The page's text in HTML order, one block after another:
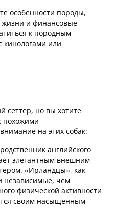
особенности породы,
жизни и финансовые
к породным
кинологами или
сеттер, но вы хотите
похожими
на этих собак:
английского
элегантным внешним
«Ирландцы», как
независимые, чем
физической активности
своим насыщенным